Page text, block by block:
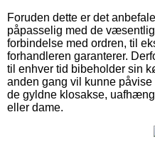
Foruden dette er det
påpasselig med de
forbindelse med ordren, til
forhandleren garanterer.
til enhver tid bibeholder sin
anden gang vil kunne
de gyldne klosakse,
eller dame.